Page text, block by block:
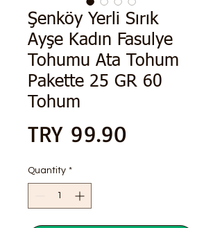
Şenköy Yerli Sırık
Ayşe Kadın Fasulye
Tohumu Ata Tohum
Pakette 25 GR 60
Tohum
TRY 99.90Price
Quantity *